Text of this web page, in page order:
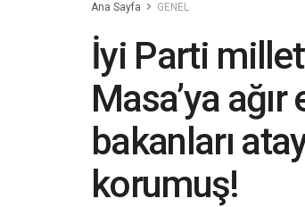
Ana Sayfa GENEL
İyi Parti
Masa’ya
bakanları
korumuş!